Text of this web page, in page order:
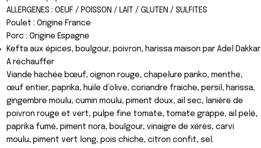
ALLERGENES : OEUF / POISSON / LAIT / GLUTEN / SULFITES
Poulet : Origine France
Porc : Origine Espagne
Kefta aux épices, boulgour, poivron, harissa maison par Adel Dakkar
A réchauffer
Viande hachée bœuf, oignon rouge, chapelure panko, menthe,
œuf entier, paprika, huile d’olive, coriandre fraiche, persil, harissa,
gingembre moulu, cumin moulu, piment doux, ail sec, lanière de
poivron rouge et vert, pulpe fine tomate, tomate grappe, ail pelé,
paprika fumé, piment nora, boulgour, vinaigre de xérès, carvi
moulu, piment vert long, pois chiche, citron confit, sel.